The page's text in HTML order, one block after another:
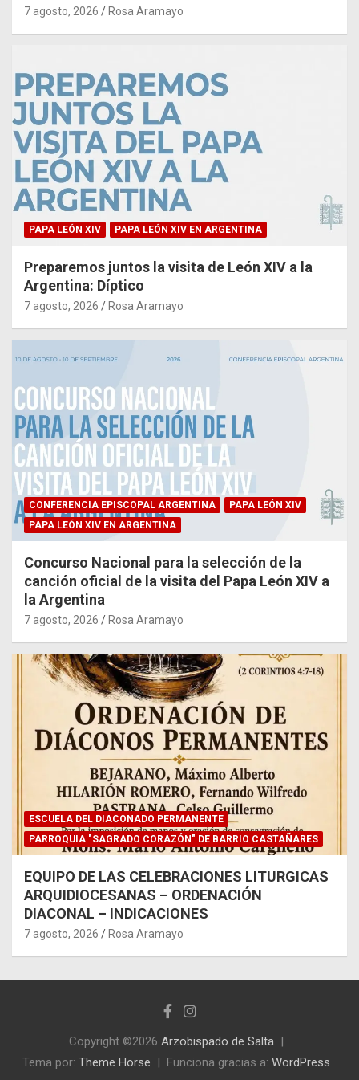
7 agosto, 2026 Rosa Aramayo
PAPA LEÓN XIV PAPA LEÓN XIV EN ARGENTINA
Preparemos juntos la visita de León XIV a la
Argentina: Díptico
7 agosto, 2026 Rosa Aramayo
CONFERENCIA EPISCOPAL ARGENTINA
PAPA LEÓN XIV
PAPA LEÓN XIV EN ARGENTINA
Concurso Nacional para la selección de la
canción oficial de la visita del Papa León XIV a
la Argentina
7 agosto, 2026 Rosa Aramayo
ESCUELA DEL DIACONADO PERMANENTE
PARROQUIA "SAGRADO CORAZÓN" DE BARRIO CASTAÑARES
EQUIPO DE LAS CELEBRACIONES LITURGICAS
ARQUIDIOCESANAS – ORDENACIÓN
DIACONAL – INDICACIONES
7 agosto, 2026 Rosa Aramayo
Copyright ©2026 Arzobispado de Salta
Tema por: Theme Horse Funciona gracias a: WordPress